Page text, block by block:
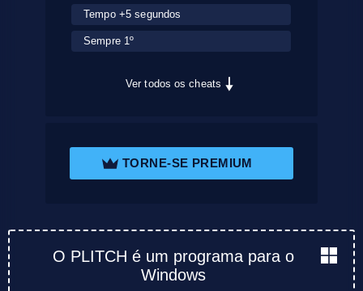
Tempo +5 segundos
Sempre 1º
Ver todos os cheats
TORNE-SE PREMIUM
O PLITCH é um programa para o
Windows